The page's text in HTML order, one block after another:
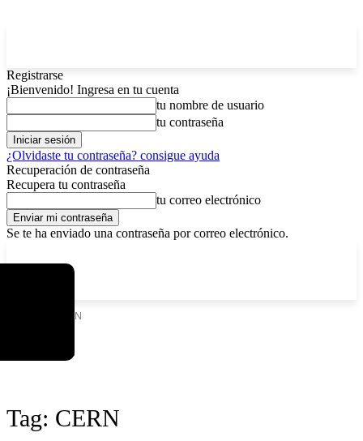
Registrarse
¡Bienvenido! Ingresa en tu cuenta
tu nombre de usuario
tu contraseña
¿Olvidaste tu contraseña? consigue ayuda
Recuperación de contraseña
Recupera tu contraseña
tu correo electrónico
Se te ha enviado una contraseña por correo electrónico.
CERN
Tag: CERN